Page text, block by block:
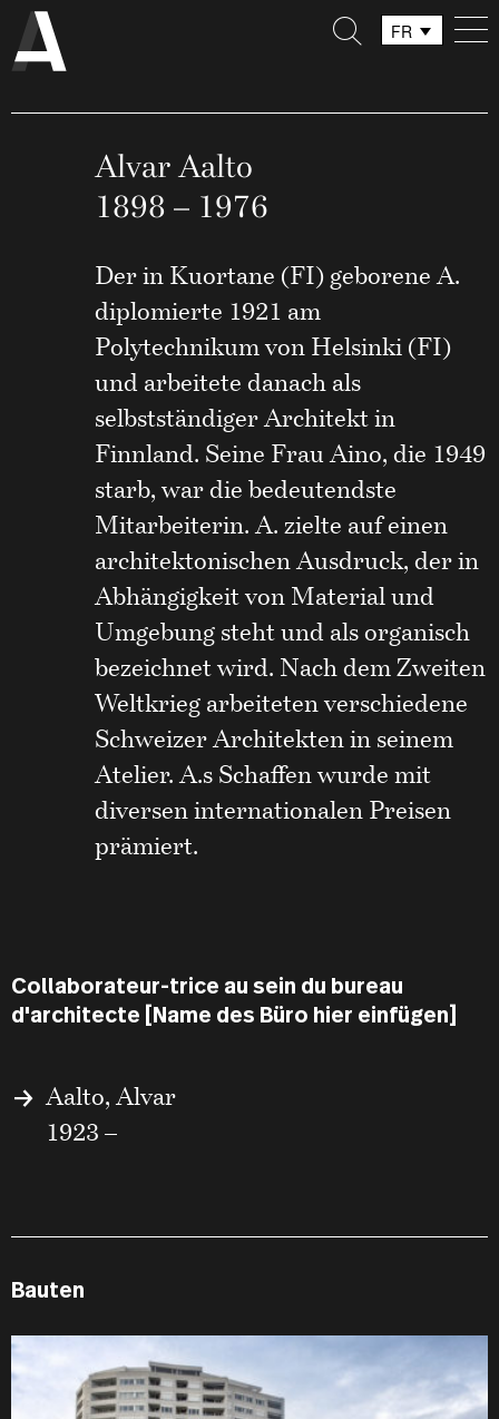
FR
Alvar Aalto
1898 – 1976
Der in Kuortane (FI) geborene A.
diplomierte 1921 am
Polytechnikum von Helsinki (FI)
und arbeitete danach als
selbstständiger Architekt in
Finnland. Seine Frau Aino, die 1949
starb, war die bedeutendste
Mitarbeiterin. A. zielte auf einen
architektonischen Ausdruck, der in
Abhängigkeit von Material und
Umgebung steht und als organisch
bezeichnet wird. Nach dem Zweiten
Weltkrieg arbeiteten verschiedene
Schweizer Architekten in seinem
Atelier. A.s Schaffen wurde mit
diversen internationalen Preisen
prämiert.
Collaborateur-trice au sein du bureau
d'architecte [Name des Büro hier einfügen]
Aalto, Alvar
1923 –
Bauten